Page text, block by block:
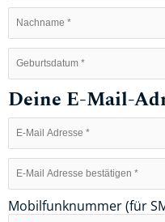
Deine E-Mail-
Mobilfunknummer (für